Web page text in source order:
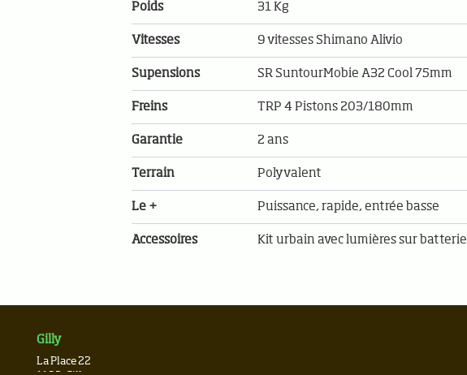
Poids 31 Kg
Vitesses 9 vitesses Shimano Alivio
Supensions SR SuntourMobie A32 Cool 75mm
Freins TRP 4 Pistons 203/180mm
Garantie 2 ans
Terrain Polyvalent
Le + Puissance, rapide, entrée basse
Accessoires Kit urbain avec lumières sur batterie
Gilly
La Place 22